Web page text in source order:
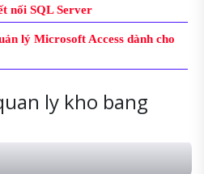
nối SQL Server
lý Microsoft Access dành cho
ly kho bang